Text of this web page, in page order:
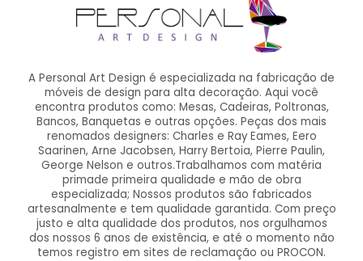
A Personal Art Design é especializada na fabricação de
móveis de design para alta decoração. Aqui você
encontra produtos como: Mesas, Cadeiras, Poltronas,
Bancos, Banquetas e outras opções. Peças dos mais
renomados designers: Charles e Ray Eames, Eero
Saarinen, Arne Jacobsen, Harry Bertoia, Pierre Paulin,
George Nelson e outros.Trabalhamos com matéria
primade primeira qualidade e mão de obra
especializada; Nossos produtos são fabricados
artesanalmente e tem qualidade garantida. Com preço
justo e alta qualidade dos produtos, nos orgulhamos
dos nossos 6 anos de existência, e até o momento não
temos registro em sites de reclamação ou PROCON.